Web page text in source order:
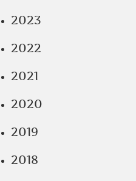
2023
2022
2021
2020
2019
2018